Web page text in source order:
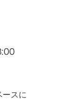
ースに